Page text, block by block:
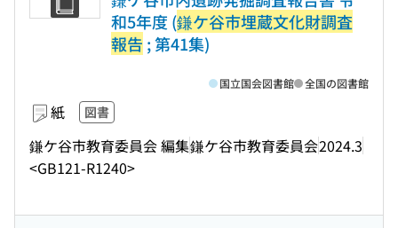
和5年度 (鎌ケ谷市埋蔵文化財調査
報告 ; 第41集)
紙 図書
鎌ケ谷市教育委員会 編集鎌ケ谷市教育委員会2024.3
<GB121-R1240>
国立国会図書館 全国の図書館